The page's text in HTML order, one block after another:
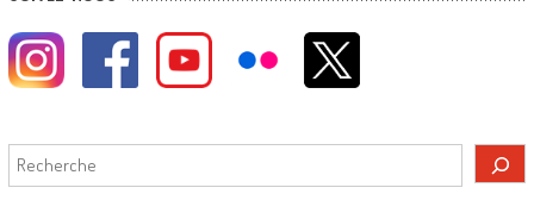
Rechercher